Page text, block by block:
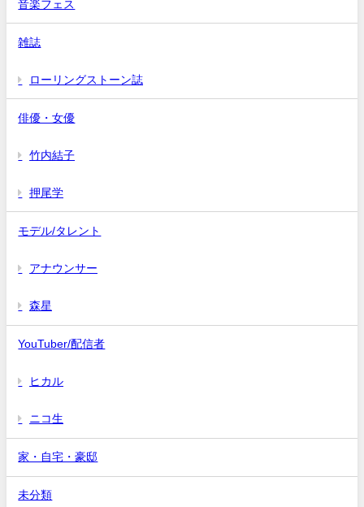
音楽フェス
雑誌
ローリングストーン誌
俳優・女優
竹内結子
押尾学
モデル/タレント
アナウンサー
森星
YouTuber/配信者
ヒカル
ニコ生
家・自宅・豪邸
未分類